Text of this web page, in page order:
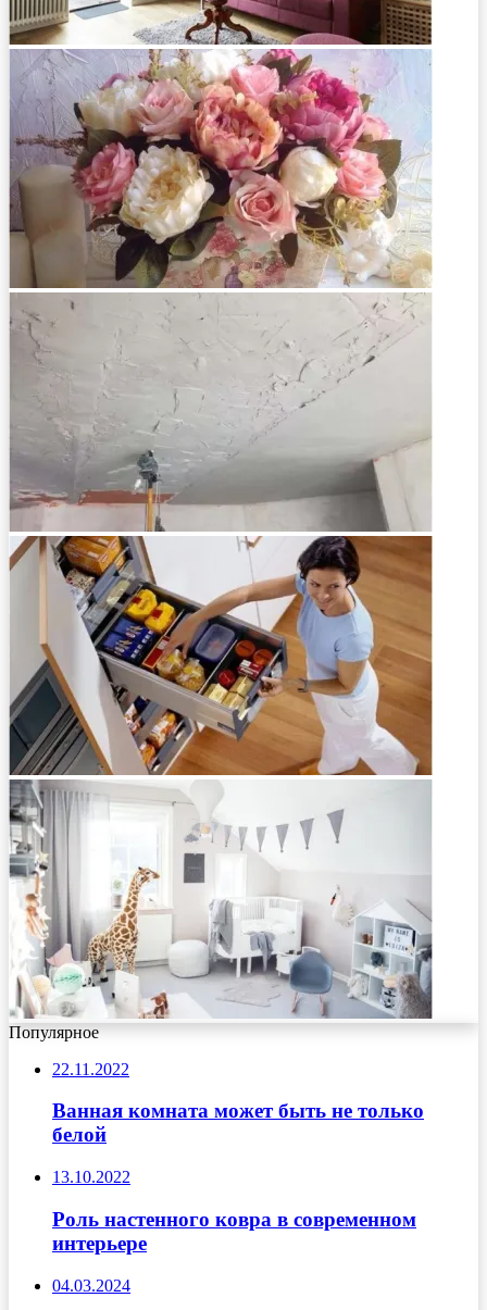
Популярное
22.11.2022
Ванная комната может быть не только
белой
13.10.2022
Роль настенного ковра в современном
интерьере
04.03.2024